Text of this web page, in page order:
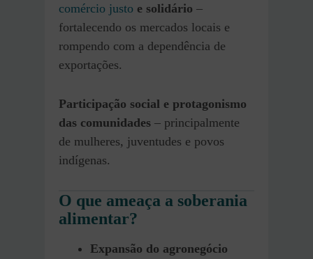
comércio justo e solidário –
fortalecendo os mercados locais e
rompendo com a dependência de
exportações.
Participação social e protagonismo
das comunidades – principalmente
de mulheres, juventudes e povos
indígenas.
O que ameaça a soberania
alimentar?
Expansão do agronegócio